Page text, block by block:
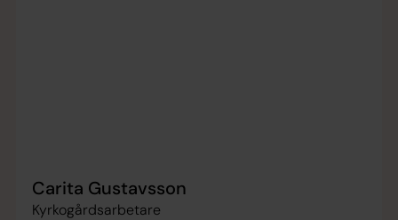
Carita Gustavsson
Kyrkogårdsarbetare